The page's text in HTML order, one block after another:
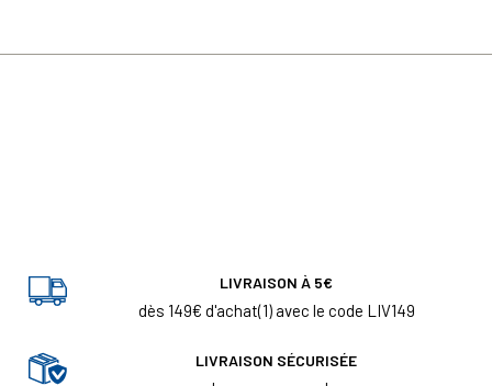
LIVRAISON À 5€
dès 149€ d'achat(1) avec le code LIV149
LIVRAISON SÉCURISÉE